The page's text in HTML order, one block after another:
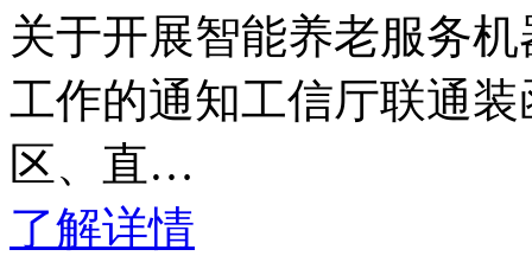
关于开展智能养老服务
工作的通知工信厅联通
区、直…
了解详情